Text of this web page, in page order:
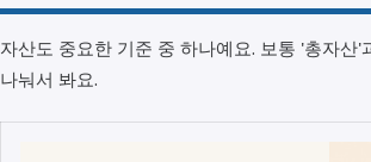
자산도 중요한 기준 중 하나예요. 보통 '총자산'
나눠서 봐요.